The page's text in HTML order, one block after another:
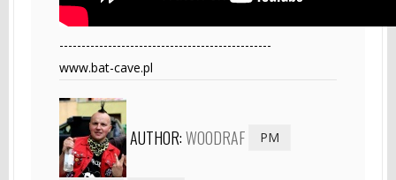
------------------------------------------------
www.bat-cave.pl
AUTHOR:WOODRAF PM